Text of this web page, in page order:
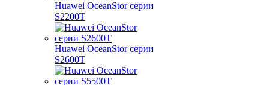
Huawei OceanStor серии
S2200T
Huawei OceanStor серии
S2600T